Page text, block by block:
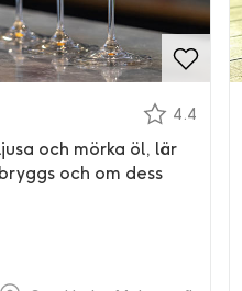
4.4
och mörka öl, lär
och om dess